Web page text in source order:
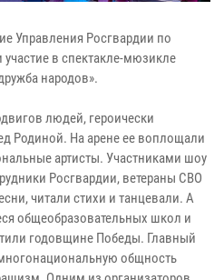
Управления Росгвардии по
в спектакле-мюзикле
народов».
людей, героически
Родиной. На арене ее воплощали
артисты. Участниками шоу
Росгвардии, ветераны СВО
читали стихи и танцевали. А
общеобразовательных школ и
годовщине Победы. Главный
общность